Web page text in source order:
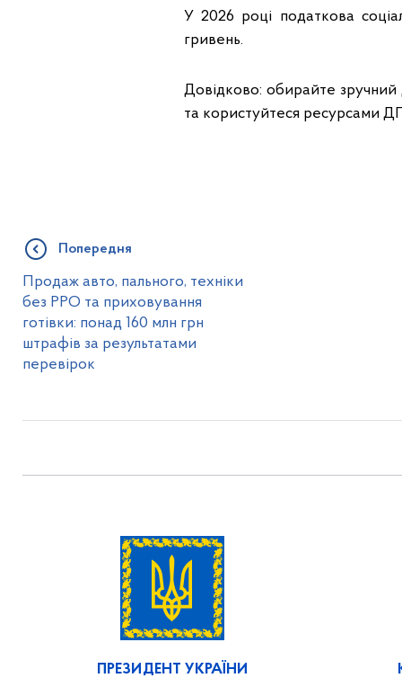
У 2026 році податкова
гривень.
Довідково: обирайте зручний
та користуйтеся ресурсами
Попередня
Продаж авто, пального, техніки
без РРО та приховування
готівки: понад 160 млн грн
штрафів за результатами
перевірок
ПРЕЗИДЕНТ УКРАЇНИ